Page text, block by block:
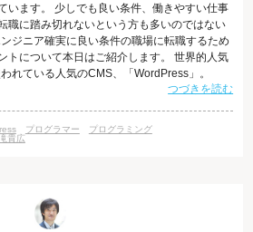
います。 少しでも良い条件、働きやすい仕事
職に踏み切れないという方も多いのではない
ジニア確実に良い条件の職場に転職するため
トについて本日はご紹介します。 世界的人気
れている人気のCMS、「WordPress」。
も、Webページの更新・運営をすることがで
必要になります。 PHPというと、初学者向け
せフォームなどを作るためのプログ
つづきを読む
プログラマー
プログラミング
貴広